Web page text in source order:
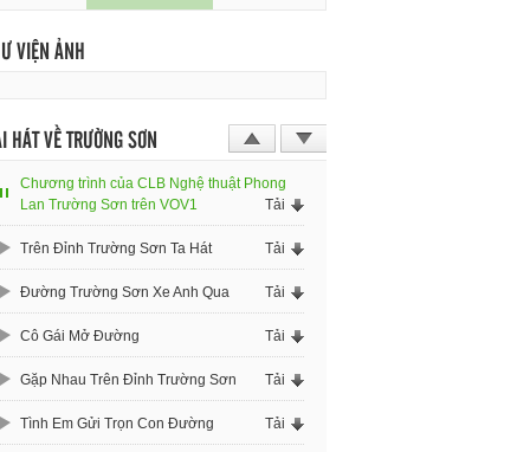
VIỆN ẢNH
HÁT VỀ TRƯỜNG SƠN
Chương trình của CLB Nghệ thuật Phong
Lan Trường Sơn trên VOV1
Tải
Trên Đỉnh Trường Sơn Ta Hát Tải
Đường Trường Sơn Xe Anh Qua Tải
Cô Gái Mở Đường Tải
Gặp Nhau Trên Đỉnh Trường Sơn Tải
Tình Em Gửi Trọn Con Đường Tải